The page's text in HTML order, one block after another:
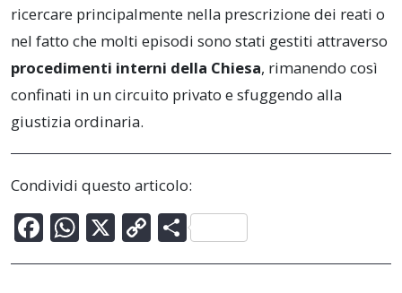
ricercare principalmente nella prescrizione dei reati o
nel fatto che molti episodi sono stati gestiti attraverso
procedimenti interni della Chiesa, rimanendo così
confinati in un circuito privato e sfuggendo alla
giustizia ordinaria.
Condividi questo articolo:
F
ac
W
h
X C
o
C
o